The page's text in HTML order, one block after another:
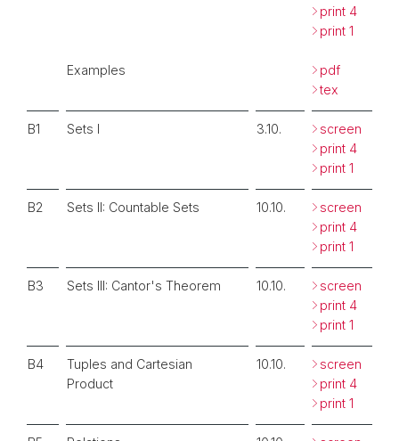
Examples
print 4
print 1
pdf
tex
B1 Sets I 3.10.
screen
print 4
print 1
B2 Sets II: Countable Sets 10.10.
screen
print 4
print 1
B3 Sets III: Cantor's Theorem 10.10.
screen
print 4
print 1
B4
Tuples and Cartesian
Product
10.10.
screen
print 4
print 1